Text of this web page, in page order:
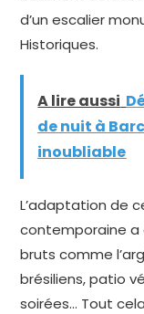
d’un escalier
Historiques.
A lire aussi
de nuit à
inoubliable
L’adaptation de
contemporaine a
bruts comme
brésiliens, patio
soirées… Tout